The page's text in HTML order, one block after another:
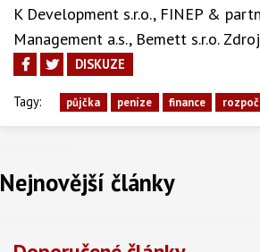
K Development s.r.o., FINEP &
Management a.s., Bemett s.r.o.
DISKUZE
Tagy: půjčka peníze finance
Nejnovější články